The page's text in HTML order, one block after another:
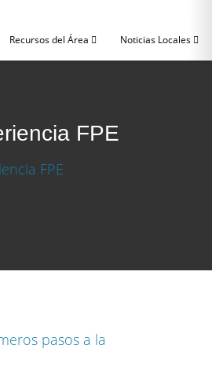
Recursos del Área Noticias Locales
FPE